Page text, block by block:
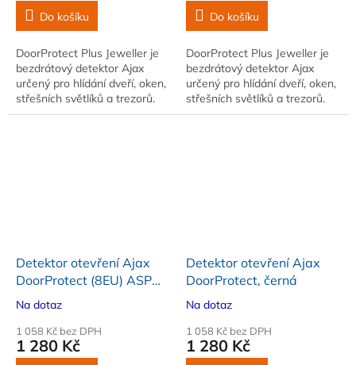
Do košíku
DoorProtect Plus Jeweller je
bezdrátový detektor Ajax
určený pro hlídání dveří, oken,
střešních světlíků a trezorů.
Do košíku
DoorProtect Plus Jeweller je
bezdrátový detektor Ajax
určený pro hlídání dveří, oken,
střešních světlíků a trezorů.
Detektor otevření Ajax
DoorProtect (8EU) ASP
bílá
Na dotaz
1 058 Kč bez DPH
1 280 Kč
Detektor otevření Ajax
DoorProtect, černá
Na dotaz
1 058 Kč bez DPH
1 280 Kč